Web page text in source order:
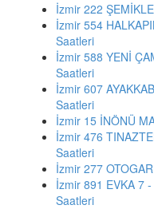
İzmir 222
İzmir 554
Saatleri
İzmir 588 YENİ
Saatleri
İzmir 607
Saatleri
İzmir 15 İNÖNÜ
İzmir 476
Saatleri
İzmir 277
İzmir 891 EVKA 7
Saatleri